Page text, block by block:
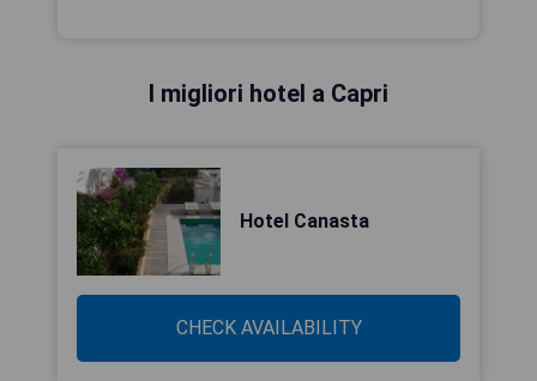
I migliori hotel a Capri
Hotel Canasta
CHECK AVAILABILITY